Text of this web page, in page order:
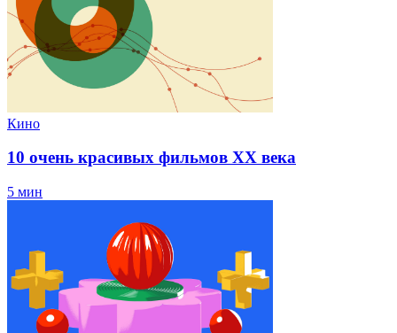
Кино
10 очень красивых фильмов XX века
5 мин